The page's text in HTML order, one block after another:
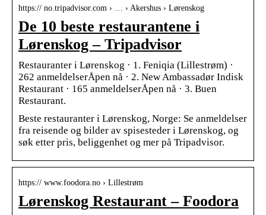
https:// no.tripadvisor.com › … › Akershus › Lørenskog
De 10 beste restaurantene i
Lørenskog – Tripadvisor
Restauranter i Lørenskog · 1. Feniqia (Lillestrøm) ·
262 anmeldelserÅpen nå · 2. New Ambassadør Indisk
Restaurant · 165 anmeldelserÅpen nå · 3. Buen
Restaurant.
Beste restauranter i Lørenskog, Norge: Se anmeldelser
fra reisende og bilder av spisesteder i Lørenskog, og
søk etter pris, beliggenhet og mer på Tripadvisor.
https:// www.foodora.no › Lillestrøm
Lørenskog Restaurant – Foodora